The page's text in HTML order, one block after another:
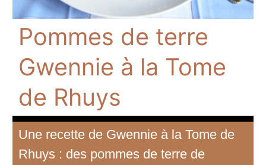
Pommes de terre
Gwennie à la Tome
de Rhuys
Une recette de Gwennie à la Tome de
Rhuys : des pommes de terre de